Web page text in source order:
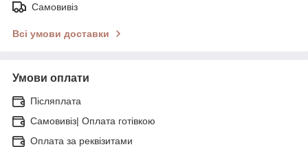
Самовивіз
Всі умови доставки
Умови оплати
Післяплата
Самовивіз| Оплата готівкою
Оплата за реквізитами